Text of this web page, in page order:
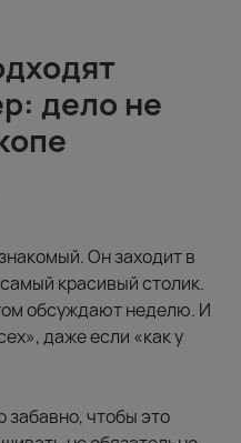
дело не
Он заходит в
красивый столик.
обсуждают неделю. И
даже если «как у
забавно, чтобы это